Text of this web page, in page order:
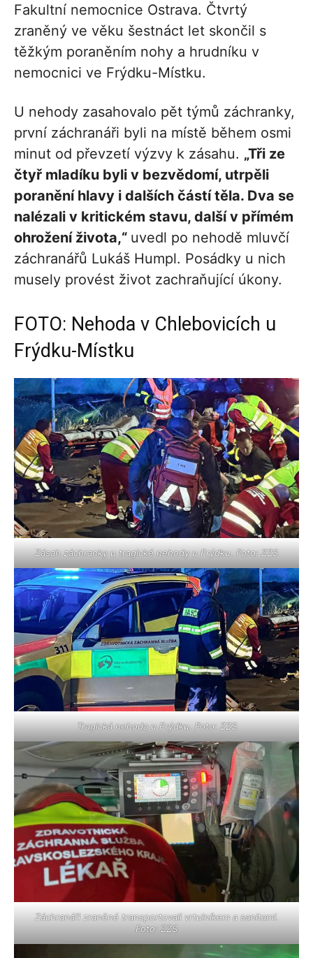
Fakultní nemocnice Ostrava. Čtvrtý
zraněný ve věku šestnáct let skončil s
těžkým poraněním nohy a hrudníku v
nemocnici ve Frýdku-Místku.
U nehody zasahovalo pět týmů záchranky,
první záchranáři byli na místě během osmi
minut od převzetí výzvy k zásahu. „Tři ze
čtyř mladíku byli v bezvědomí, utrpěli
poranění hlavy i dalších částí těla. Dva se
nalézali v kritickém stavu, další v přímém
ohrožení života,“ uvedl po nehodě mluvčí
záchranářů Lukáš Humpl. Posádky u nich
musely provést život zachraňující úkony.
FOTO: Nehoda v Chlebovicích u
Frýdku-Místku
Zásah záchranky u tragické nehody u Frýdku. Foto: ZZS
Tragická nehoda u Frýdku. Foto: ZZS
Záchranáři zraněné transportovali vrtulníkem a sanitami.
Foto: ZZS